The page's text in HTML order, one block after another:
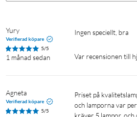
Yury
Verifierad köpare
5/5
1 månad sedan
Ingen speciellt, bra
Var recensionen till
Agneta
Verifierad köpare
5/5
Priset på kvalitetslampor är bra på Kjell & Co
och lamporna var